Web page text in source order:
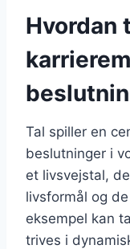
Hvordan
Tal spiller en
beslutninger i
et livsvejstal,
livsformål og
eksempel kan
trives i